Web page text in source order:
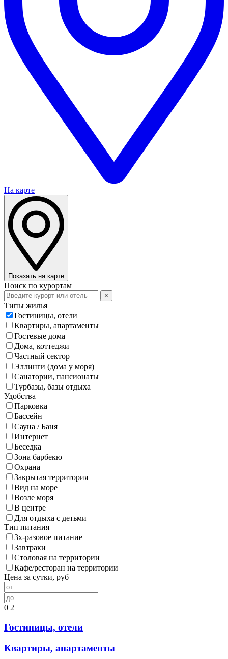
На карте
Показать на карте
Поиск по курортам
×
Типы жилья
Гостиницы, отели
Квартиры, апартаменты
Гостевые дома
Дома, коттеджи
Частный сектор
Эллинги (дома у моря)
Санатории, пансионаты
Турбазы, базы отдыха
Удобства
Парковка
Бассейн
Сауна / Баня
Интернет
Беседка
Зона барбекю
Охрана
Закрытая территория
Вид на море
Возле моря
В центре
Для отдыха с детьми
Тип питания
3х-разовое питание
Завтраки
Столовая на территории
Кафе/ресторан на территории
Цена за сутки, руб
0 2
Гостиницы, отели
Квартиры, апартаменты